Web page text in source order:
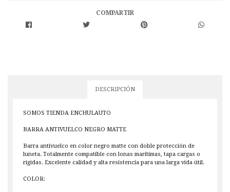
COMPARTIR
DESCRIPCIÓN
SOMOS TIENDA ENCHULAUTO
BARRA ANTIVUELCO NEGRO MATTE
Barra antivuelco en color negro matte con doble protección de
luneta. Totalmente compatible con lonas marítimas, tapa cargas o
rígidas. Excelente calidad y alta resistencia para una larga vida útil.
COLOR: